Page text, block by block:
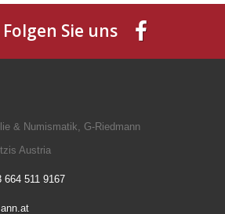
Folgen Sie uns
& Numismatik, G-Riedmann
Austria
664 511 9167